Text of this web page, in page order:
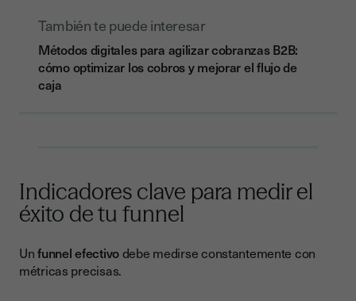
También te puede interesar
Métodos digitales para agilizar cobranzas B2B:
cómo optimizar los cobros y mejorar el flujo de
caja
Indicadores clave para medir el
éxito de tu funnel
Unfunnel efectivodebe medirse constantemente con
métricas precisas.